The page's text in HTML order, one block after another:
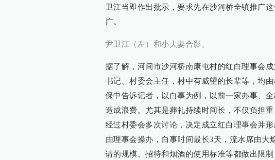
卫江当即作出批示，要求先在沙河桥全镇推广
广。
尹卫江（左）和小夫妻合影。
据了解，河间市沙河桥南康屯村的红白理事会
书记、村委会主任，村中有威望的长辈等，均
保中告诉记者，以白事为例，以前一家办事、
造成浪费。尤其是葬礼持续时间长，不仅负担
经过村委会多次讨论，决定成立红白理事会并
由理事会操办，白事时间最长3天，流水席由大
请的规模、招待和烟酒的使用标准等都做出限